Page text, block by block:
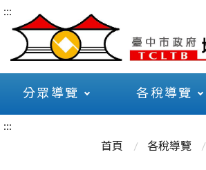
:::
分眾導覽 各稅導覽
:::
首頁
各稅導覽